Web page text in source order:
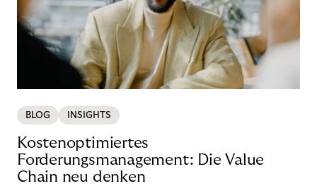
BLOG INSIGHTS
Kostenoptimiertes
Forderungsmanagement: Die Value
Chain neu denken